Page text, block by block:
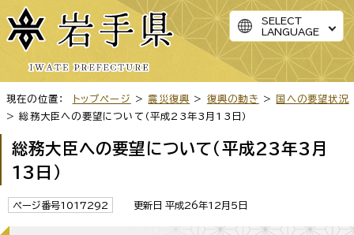
SELECT
LANGUAGE
現在の位置： トップページ > 震災復興 > 復興の動き >
国への要望状況
> 総務大臣への要望について（平成23年3月13日）
総務大臣への要望について（平成23年3月
13日）
ページ番号1017292 更新日 平成26年12月5日